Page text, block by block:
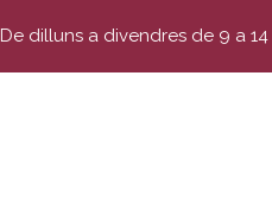
De dilluns a divendres de 9 a 14